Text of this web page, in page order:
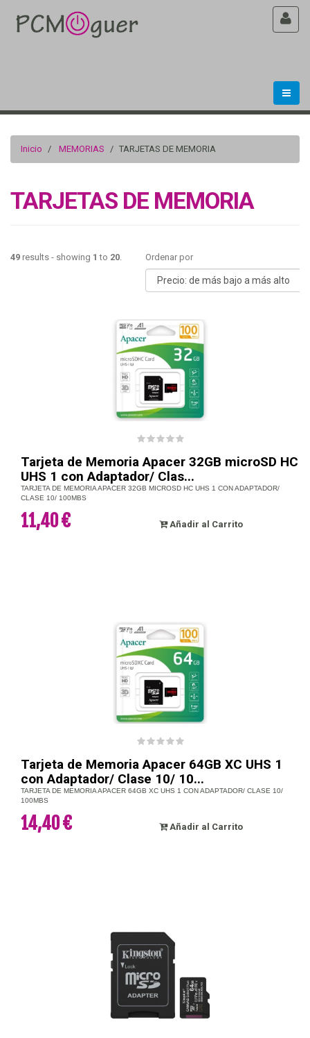
Inicio MEMORIAS TARJETAS DE MEMORIA
TARJETAS DE MEMORIA
49 results - showing 1 to 20 Ordenar por
Tarjeta de Memoria Apacer 32GB microSD HC
UHS 1 con Adaptador/ Clas...
TARJETA DE MEMORIA APACER 32GB MICROSD HC UHS 1 CON ADAPTADOR/
CLASE 10/ 100MBS
11,40 € Añadir al Carrito
Tarjeta de Memoria Apacer 64GB XC UHS 1
con Adaptador/ Clase 10/ 10...
TARJETA DE MEMORIA APACER 64GB XC UHS 1 CON ADAPTADOR/ CLASE 10/
100MBS
14,40 € Añadir al Carrito